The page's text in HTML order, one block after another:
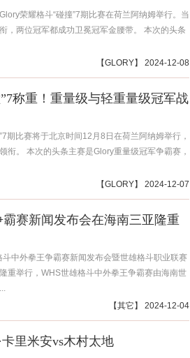
荣耀格斗“碰撞”7期比赛在荷兰阿纳姆举行。当
，两位冠军都成功卫冕冠军金腰带。 本次的头条
【GLORY】 2024-12-08
称重！重量级与轻重量级冠军战
期比赛将于北京时间12月8日在荷兰阿纳姆举行，
衔。 本次的头条主赛是Glory重量级冠军争霸赛，
【GLORY】 2024-12-07
赛新闻发布会在海南三亚隆重
中外拳王争霸赛新闻发布会暨世雄格斗职业联赛
重举行，WHS世雄格斗中外拳王争霸赛由海南世
【其它 】 2024-12-04
里米安vs木村太地